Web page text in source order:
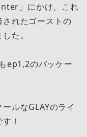
」にかけ、これ
れたゴーストの
た。
ep1,2のパッケー
ルなGLAYのライ
！